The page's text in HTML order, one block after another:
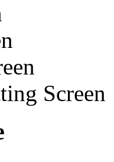
Screen